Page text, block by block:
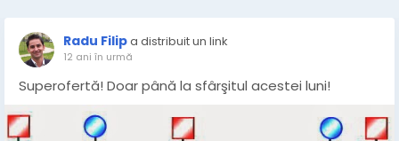
Radu Filipa distribuit un link
12 ani în urmă
Superofertă! Doar până la sfârşitul acestei luni!